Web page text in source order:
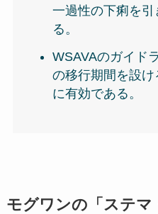
一過性の下痢を
る。
WSAVAのガイド
の移行期間を設
に有効である。
モグワンの「ステ